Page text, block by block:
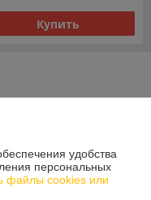
Купить
удобства
персональных
файлы cookies или